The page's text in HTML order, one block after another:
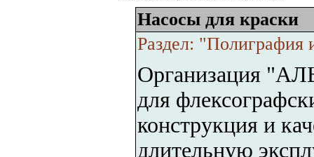
Насосы для краски
Раздел: "Полиграфия
Организация
для
конструкция и
длительную